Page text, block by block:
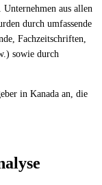
aus allen
durch umfassende
Fachzeitschriften,
sowie durch
in Kanada an, die